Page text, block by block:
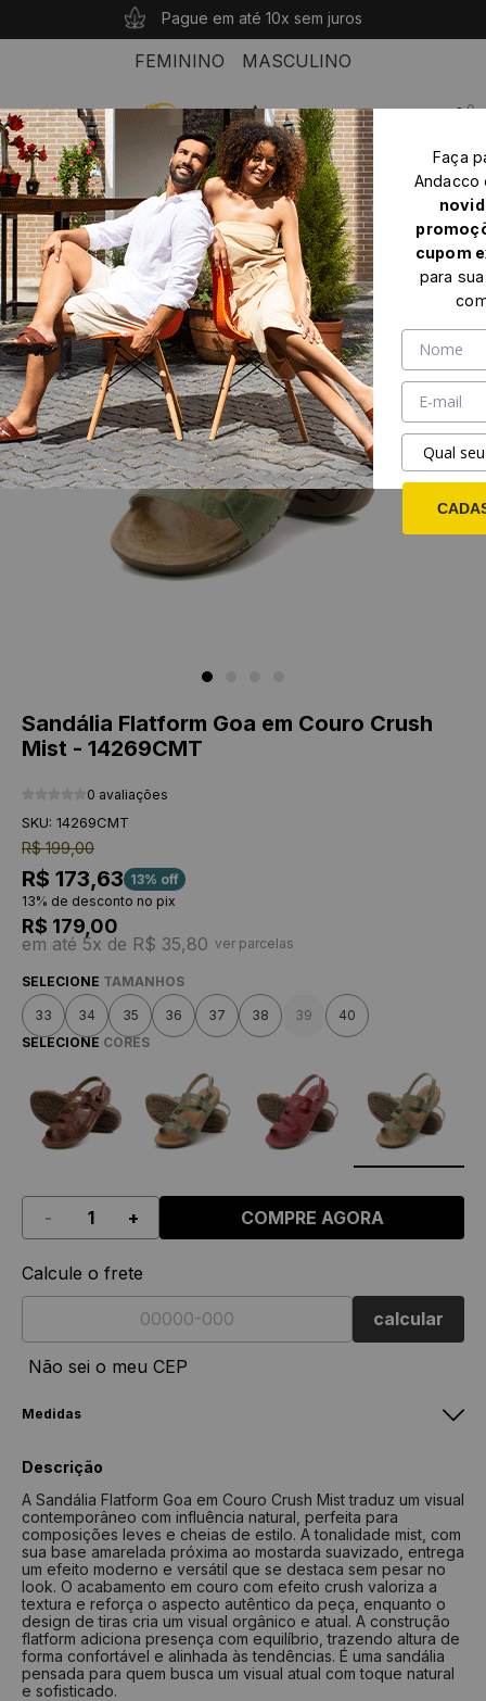
Compras acima de R$ 339 seu frete é grátis!
Pague em até 10x sem juros
10% OFF com o cupom: PRIMEIROANDACCO
FEMININO MASCULINO
0
Home Feminino
Flatform
Sandália Flatform Goa em Couro Crush Mist - 14269CMT
Sandália Flatform Goa em Couro Crush
Mist - 14269CMT
0 avaliações
SKU: 14269CMT
R$ 199,00
R$ 173,63 13% off
13% de desconto no pix
R$ 179,00
em até 5x de R$ 35,80 ver parcelas
SELECIONE TAMANHOS
33 34 35 36 37 38 39
40
SELECIONE CORES
+
- COMPRE AGORA
Calcule o frete
calcular
Não sei o meu CEP
Medidas
33
22 cm 37
24,6 cm
34
22,7 cm 38
25,4 cm
35
23,4 cm 39
26 cm
36
24 cm 40
26,7 cm
37
24,6 cm 41
27,4 cm
38
25,4 cm 42
28 cm
Descrição
A Sandália Flatform Goa em Couro Crush Mist traduz um visual
contemporâneo com influência natural, perfeita para
composições leves e cheias de estilo. A tonalidade mist, com
sua base amarelada próxima ao mostarda suavizado, entrega
um efeito moderno e versátil que se destaca sem pesar no
look. O acabamento em couro com efeito crush valoriza a
textura e reforça o aspecto autêntico da peça, enquanto o
design de tiras cria um visual orgânico e atual. A construção
flatform adiciona presença com equilíbrio, trazendo altura de
forma confortável e alinhada às tendências. É uma sandália
pensada para quem busca um visual atual com toque natural
e sofisticado.
Faça
cupom
para